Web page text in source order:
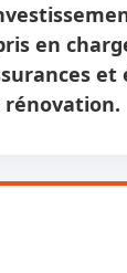
en
et
rénovation.